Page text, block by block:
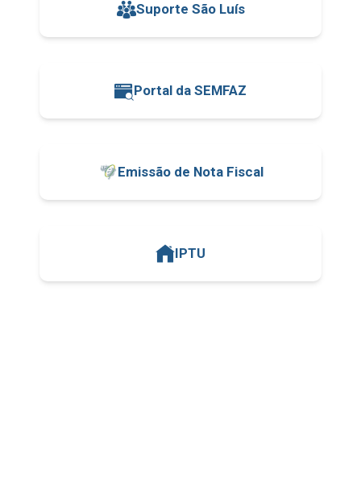
Suporte São Luís
Portal da SEMFAZ
Emissão de Nota Fiscal
IPTU